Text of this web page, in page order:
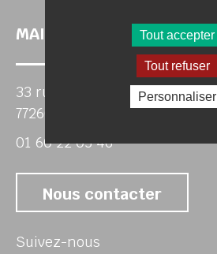
MAIRIE DE CHAMIGNY
33 rue Roubineau
77260 CHAMIGNY
01 60 22 05 46
Nous contacter
Suivez-nous
Tout accepter
Tout refuser
Personnaliser